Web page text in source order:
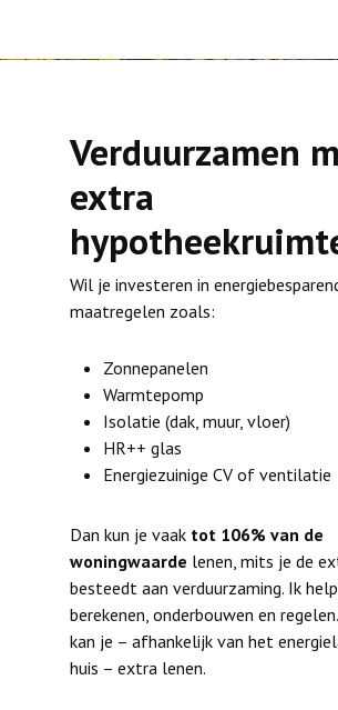
Verduurzamen
extra
Wil je investeren in
maatregelen zoals:
Zonnepanelen
Warmtepomp
Isolatie (dak, muur, vloer)
HR++ glas
Energiezuinige CV of ventilatie
Dan kun je vaak tot 106% van de
woningwaarde lenen, mits je de
besteedt aan verduurzaming. Ik
berekenen, onderbouwen en
kan je – afhankelijk van het
huis – extra lenen.